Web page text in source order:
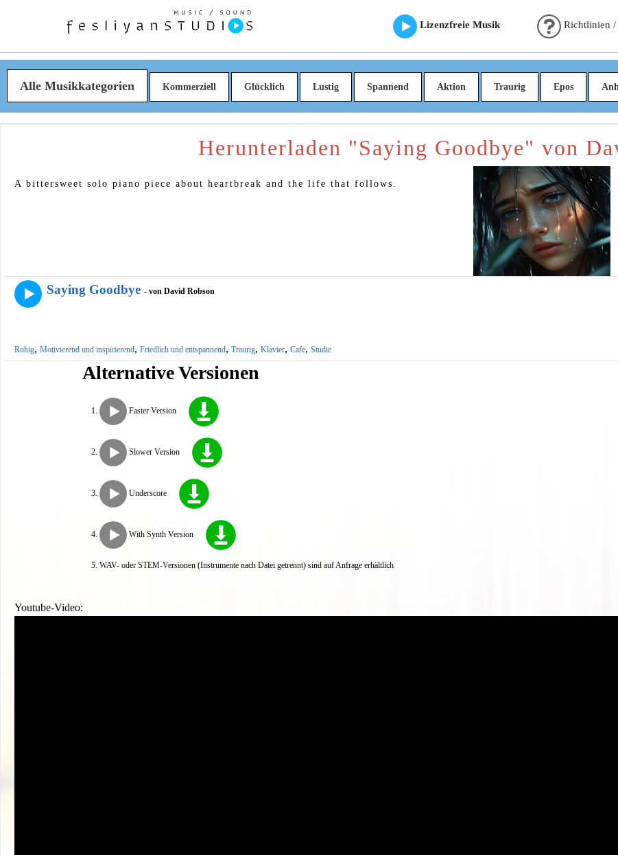
Lizenzfreie Musik Richtlinien /
Alle Musikkategorien Kommerziell Glücklich Lustig Spannend Aktion Traurig Epos
Herunterladen "Saying Goodbye" von
A bittersweet solo piano piece about heartbreak and the life that follows.
Saying Goodbye - von David Robson
Ruhig, Motivierend und inspirierend, Friedlich und entspannend, Traurig, Klavier, Cafe, Studie
Alternative Versionen
Faster Version
Slower Version
Underscore
With Synth Version
WAV- oder STEM-Versionen (Instrumente nach Datei getrennt) sind auf Anfrage erhältlich
Youtube-Video: